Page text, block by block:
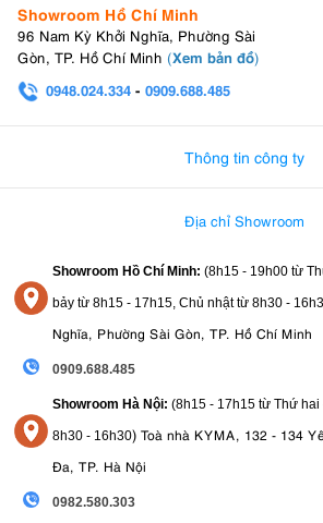
Showroom Hồ Chí Minh
96 Nam Kỳ Khởi Nghĩa, Phường Sài
Gòn, TP. Hồ Chí Minh (Xem bản đồ)
0948.024.334 - 0909.688.485
Thông tin công ty
Địa chỉ Showroom
Showroom Hồ Chí Minh: (8h15 - 19h00 từ
bảy từ 8h15 - 17h15, Chủ nhật từ 8h30 -
Nghĩa, Phường Sài Gòn, TP. Hồ Chí Minh
0909.688.485
Showroom Hà Nội: (8h15 - 17h15 từ Thứ hai
8h30 - 16h30) Toà nhà KYMA, 132 - 134
Đa, TP. Hà Nội
0982.580.303